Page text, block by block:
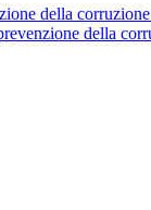
della
della